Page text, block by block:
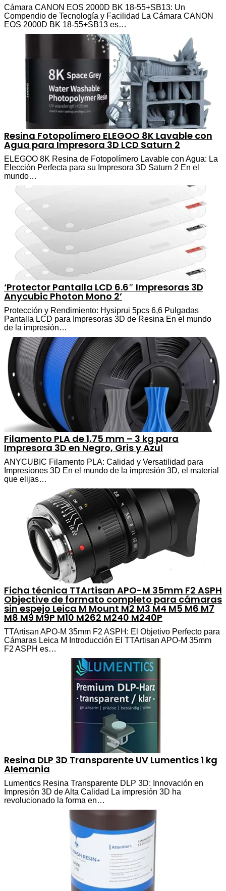
Cámara CANON EOS 2000D BK 18-55+SB13: Un
Compendio de Tecnología y Facilidad La Cámara CANON
EOS 2000D BK 18-55+SB13 es…
Resina Fotopolímero ELEGOO 8K Lavable con
Agua para Impresora 3D LCD Saturn 2
ELEGOO 8K Resina de Fotopolímero Lavable con Agua: La
Elección Perfecta para su Impresora 3D Saturn 2 En el
mundo…
‘Protector Pantalla LCD 6.6″ Impresoras 3D
Anycubic Photon Mono 2’
Protección y Rendimiento: Hysiprui 5pcs 6,6 Pulgadas
Pantalla LCD para Impresoras 3D de Resina En el mundo
de la impresión…
Filamento PLA de 1,75 mm – 3 kg para
Impresora 3D en Negro, Gris y Azul
ANYCUBIC Filamento PLA: Calidad y Versatilidad para
Impresiones 3D En el mundo de la impresión 3D, el material
que elijas…
Ficha técnica TTArtisan APO-M 35mm F2 ASPH
Objective de formato completo para cámaras
sin espejo Leica M Mount M2 M3 M4 M5 M6 M7
M8 M9 M9P M10 M262 M240 M240P
TTArtisan APO-M 35mm F2 ASPH: El Objetivo Perfecto para
Cámaras Leica M Introducción El TTArtisan APO-M 35mm
F2 ASPH es…
Resina DLP 3D Transparente UV Lumentics 1 kg
Alemania
Lumentics Resina Transparente DLP 3D: Innovación en
Impresión 3D de Alta Calidad La impresión 3D ha
revolucionado la forma en…